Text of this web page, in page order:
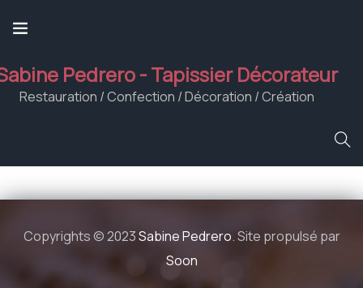
Pedrero - Tapissier Décorateur
Restauration / Confection / Décoration / Création
Copyrights © 2023Sabine Pedrero. Site propulsé par
Soon